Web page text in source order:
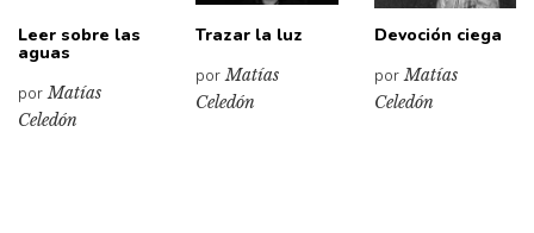
Leer sobre las
aguas
porMatías
Celedón
Trazar la luz
porMatías
Celedón
Devoción ciega
porMatías
Celedón